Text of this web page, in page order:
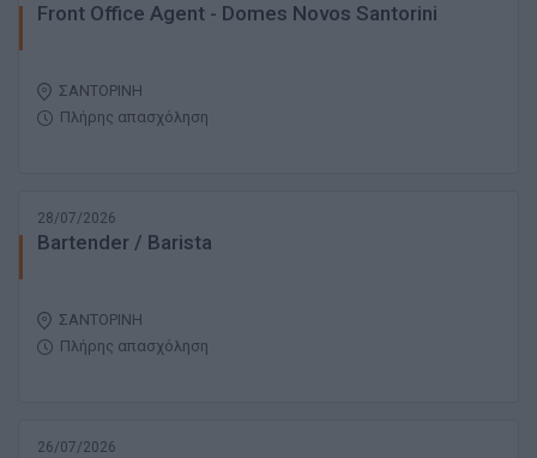
Front Office Agent - Domes Novos Santorini
ΣΑΝΤΟΡΙΝΗ
Πλήρης απασχόληση
28/07/2026
Bartender / Barista
ΣΑΝΤΟΡΙΝΗ
Πλήρης απασχόληση
26/07/2026